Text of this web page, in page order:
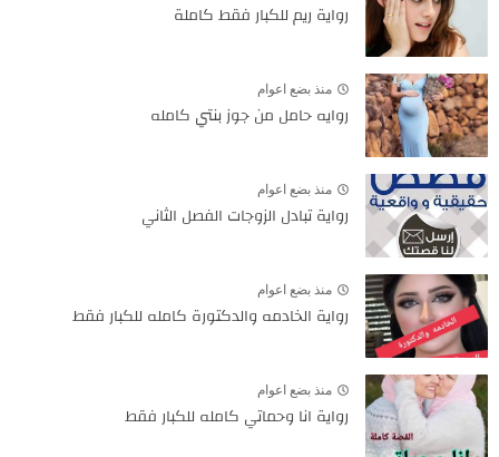
رواية ريم للكبار فقط كاملة
منذ بضع اعوام
روايه حامل من جوز بنتي كامله
منذ بضع اعوام
رواية تبادل الزوجات الفصل الثاني
منذ بضع اعوام
رواية الخادمه والدكتورة كامله للكبار فقط
منذ بضع اعوام
رواية انا وحماتي كامله للكبار فقط